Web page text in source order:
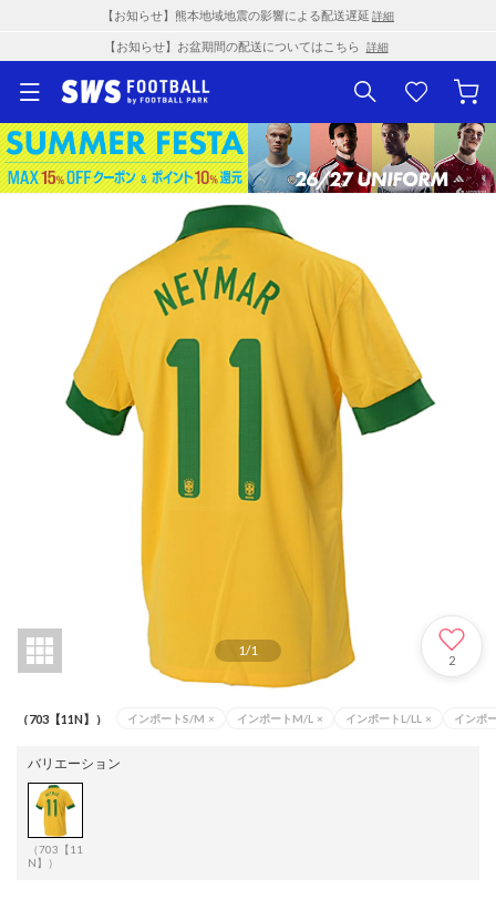
【お知らせ】熊本地域地震の影響による配送遅延 詳細
【お知らせ】お盆期間の配送についてはこちら 詳細
1/1
2
（703【11N】） インポートS/M × インポートM/L × インポートL/LL × インポ
バリエーション
（703【11
N】）